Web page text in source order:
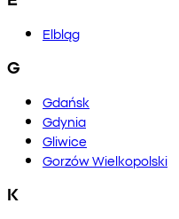
Elbląg
G
Gdańsk
Gdynia
Gliwice
Gorzów Wielkopolski
K